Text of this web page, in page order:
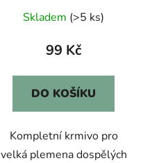
Skladem (>5 ks)
99 Kč
DO KOŠÍKU
Kompletní krmivo pro
velká plemena dospělých